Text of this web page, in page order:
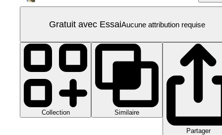
Gratuit avec EssaiAucune attribution requise
Collection Similaire
Partager